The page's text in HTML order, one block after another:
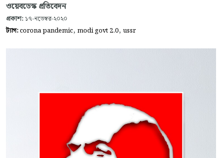
ওয়েবডেস্ক প্রতিবেদন
প্রকাশ: ১৭-নভেম্বর-২০২০
ট্যাগ:corona pandemic, modi govt 2.0, ussr